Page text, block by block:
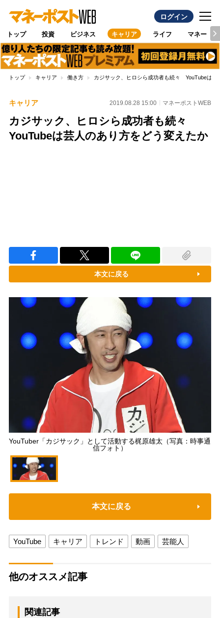
ログイン
トップ 投資 ビジネス キャリア ライフ マネー
トップ キャリア 働き方 カジサック、ヒロシら成功者も続々 YouTubeは芸
キャリア 2019.08.28 15:00 マネーポストWEB
カジサック、ヒロシら成功者も続々
YouTubeは芸人のあり方をどう変えたか
本文に戻る
YouTuber「カジサック」として活動する梶原雄太（写真：時事通
信フォト）
本文に戻る
YouTube キャリア トレンド 動画 芸能人
他のオススメ記事
関連記事